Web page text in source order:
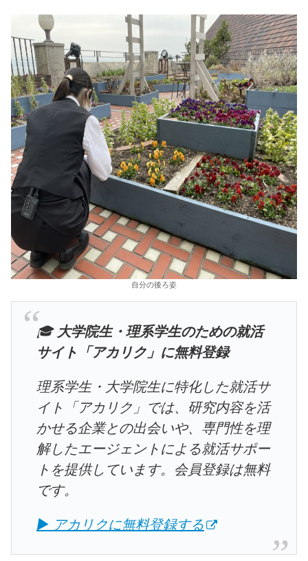
自分の後ろ姿
🎓 大学院生・理系学生のための就活
サイト「アカリク」に無料登録
理系学生・大学院生に特化した就活サ
イト「アカリク」では、研究内容を活
かせる企業との出会いや、専門性を理
解したエージェントによる就活サポー
トを提供しています。会員登録は無料
です。
▶ アカリクに無料登録する